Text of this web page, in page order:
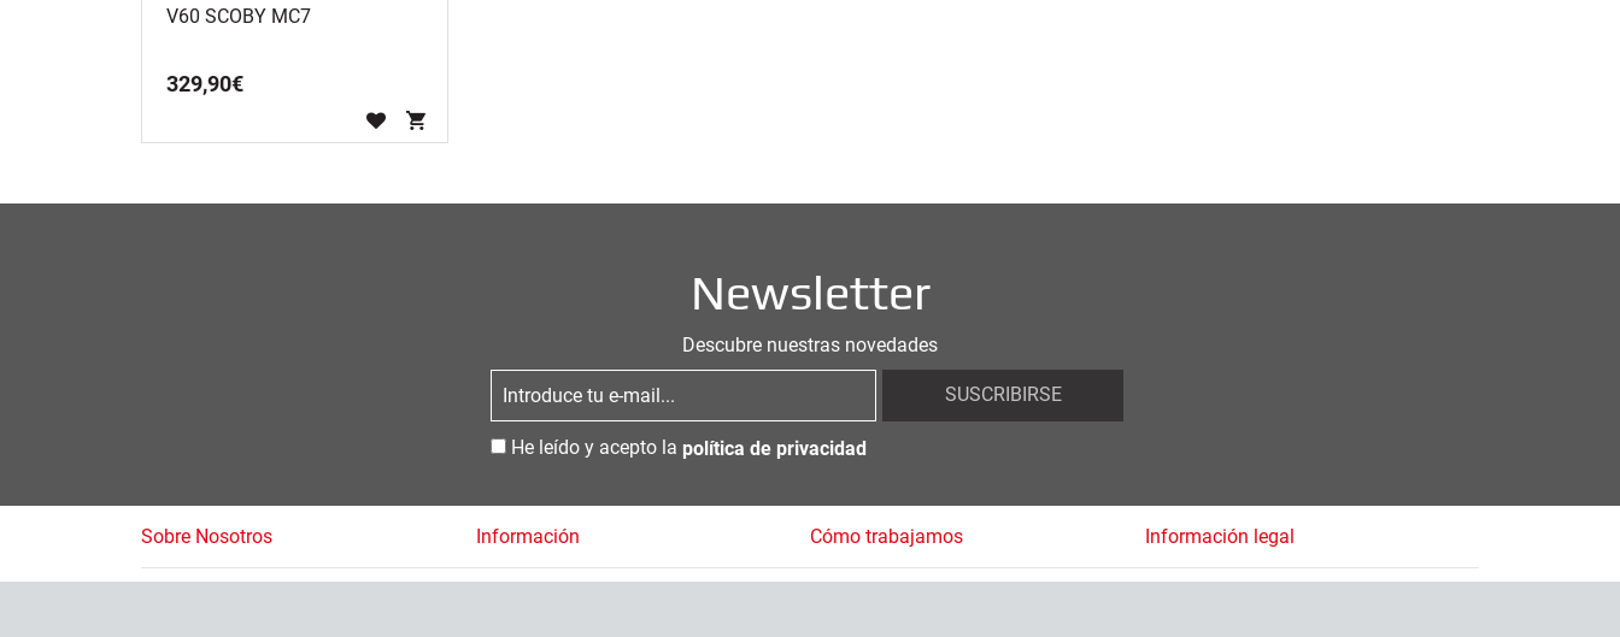
V60 SCOBY MC7
329,90€
Newsletter
Descubre nuestras novedades
SUSCRIBIRSE
He leído y acepto la política de privacidad
Sobre Nosotros Información Cómo trabajamos Información legal